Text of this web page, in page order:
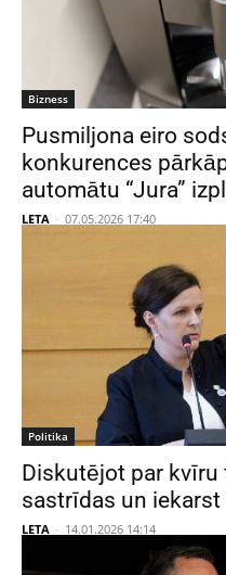
Bizness
Pusmiljona eiro
konkurences
automātu “Jura”
LETA - 07.05.2026 17:40
Politika
Diskutējot par kvīru
sastrīdas un
LETA - 14.01.2026 14:14